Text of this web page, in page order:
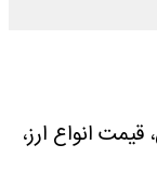
قیمت انواع ارز،